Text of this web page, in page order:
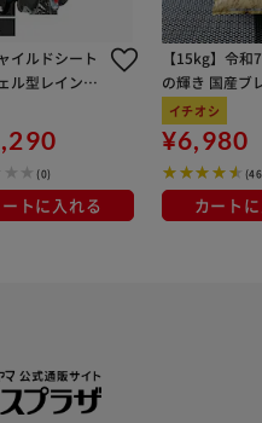
イルドシート
ル型レインカ
MA-D5RG07
ュ
(0)
トに入れる
【15kg】令和
の輝き 国産ブ
kg×3袋
イチオシ
¥6,980
カート